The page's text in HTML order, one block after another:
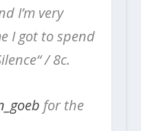
I’m very
I got to spend
/ 8c.
for the